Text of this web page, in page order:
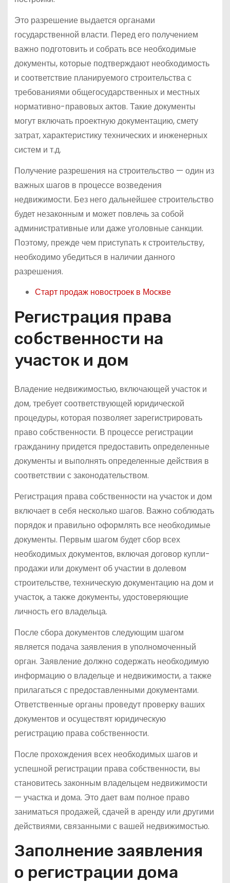
Это разрешение выдается органами
государственной власти. Перед его получением
важно подготовить и собрать все необходимые
документы, которые подтверждают необходимость
и соответствие планируемого строительства с
требованиями общегосударственных и местных
нормативно-правовых актов. Такие документы
могут включать проектную документацию, смету
затрат, характеристику технических и инженерных
систем и т.д.
Получение разрешения на строительство — один из
важных шагов в процессе возведения
недвижимости. Без него дальнейшее строительство
будет незаконным и может повлечь за собой
административные или даже уголовные санкции.
Поэтому, прежде чем приступать к строительству,
необходимо убедиться в наличии данного
разрешения.
Старт продаж новостроек в Москве
Регистрация права
собственности на
участок и дом
Владение недвижимостью, включающей участок и
дом, требует соответствующей юридической
процедуры, которая позволяет зарегистрировать
право собственности. В процессе регистрации
гражданину придется предоставить определенные
документы и выполнять определенные действия в
соответствии с законодательством.
Регистрация права собственности на участок и дом
включает в себя несколько шагов. Важно соблюдать
порядок и правильно оформлять все необходимые
документы. Первым шагом будет сбор всех
необходимых документов, включая договор купли-
продажи или документ об участии в долевом
строительстве, техническую документацию на дом и
участок, а также документы, удостоверяющие
личность его владельца.
После сбора документов следующим шагом
является подача заявления в уполномоченный
орган. Заявление должно содержать необходимую
информацию о владельце и недвижимости, а также
прилагаться с предоставленными документами.
Ответственные органы проведут проверку ваших
документов и осуществят юридическую
регистрацию права собственности.
После прохождения всех необходимых шагов и
успешной регистрации права собственности, вы
становитесь законным владельцем недвижимости
— участка и дома. Это дает вам полное право
заниматься продажей, сдачей в аренду или другими
действиями, связанными с вашей недвижимостью.
Заполнение заявления
о регистрации дома